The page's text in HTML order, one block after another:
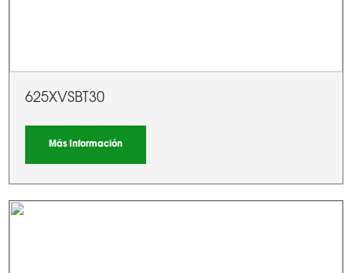
625XVSBT30
Más Información